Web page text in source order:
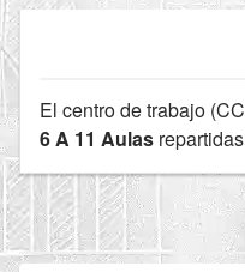
El centro de trabajo
6 A 11 Aulas